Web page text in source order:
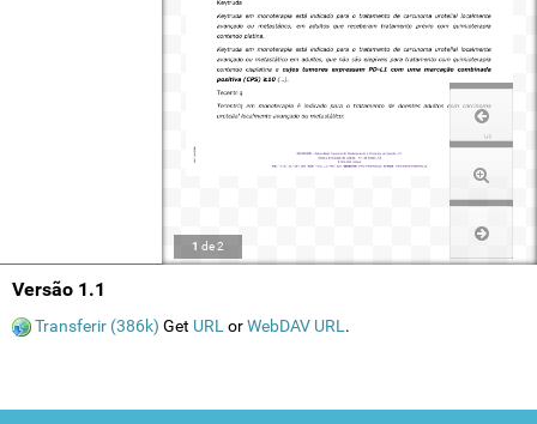
1 de2
Versão 1.1
Transferir (386k) Get URL orWebDAV URL .